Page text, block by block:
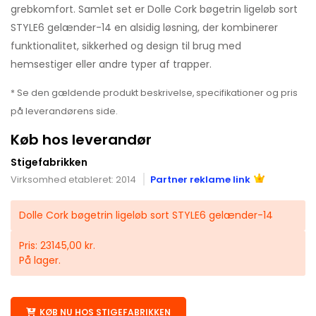
grebkomfort. Samlet set er Dolle Cork bøgetrin ligeløb sort
STYLE6 gelænder-14 en alsidig løsning, der kombinerer
funktionalitet, sikkerhed og design til brug med
hemsestiger eller andre typer af trapper.
* Se den gældende produkt beskrivelse, specifikationer og pris
på leverandørens side.
Køb hos leverandør
Stigefabrikken
Virksomhed etableret: 2014 Partner reklame link
Dolle Cork bøgetrin ligeløb sort STYLE6 gelænder-14
Pris: 23145,00 kr.
På lager.
KØB NU HOS STIGEFABRIKKEN